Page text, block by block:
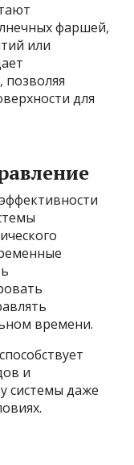
фаршей,
или
для
времени.
и
системы даже